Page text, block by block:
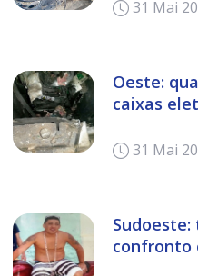
31 Mai
Oeste:
caixas
31 Mai
confronto